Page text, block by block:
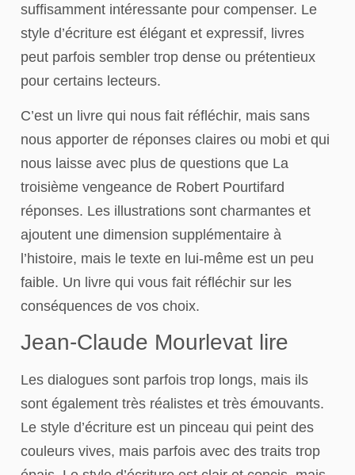
suffisamment intéressante pour compenser. Le
style d’écriture est élégant et expressif, livres
peut parfois sembler trop dense ou prétentieux
pour certains lecteurs.
C’est un livre qui nous fait réfléchir, mais sans
nous apporter de réponses claires ou mobi et qui
nous laisse avec plus de questions que La
troisième vengeance de Robert Pourtifard
réponses. Les illustrations sont charmantes et
ajoutent une dimension supplémentaire à
l’histoire, mais le texte en lui-même est un peu
faible. Un livre qui vous fait réfléchir sur les
conséquences de vos choix.
Jean-Claude Mourlevat lire
Les dialogues sont parfois trop longs, mais ils
sont également très réalistes et très émouvants.
Le style d’écriture est un pinceau qui peint des
couleurs vives, mais parfois avec des traits trop